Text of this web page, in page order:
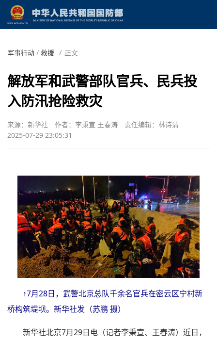
军事行动 / 救援 / 正文
解放军和武警部队官兵、民兵投
入防汛抢险救灾
来源：新华社 作者：李秉宣 王春涛
责任编辑：林诗清
2025-07-29 23:05:31
↑7月28日，武警北京总队千余名官兵在密云区宁村新
桥构筑堤坝。新华社发（苏鹏 摄）
新华社北京7月29日电（记者李秉宣、王春涛）近日，